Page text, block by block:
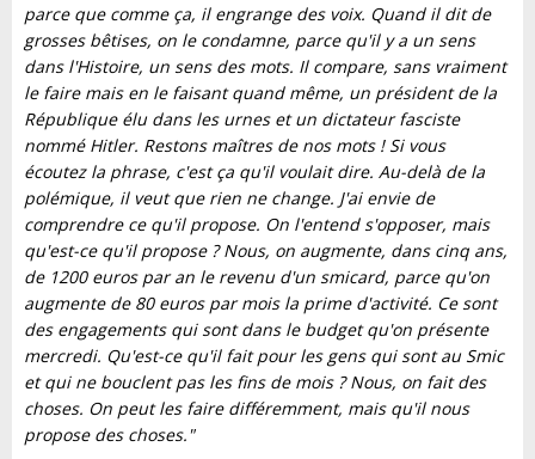
parce que comme ça, il engrange des voix. Quand il dit de
grosses bêtises, on le condamne, parce qu'il y a un sens
dans l'Histoire, un sens des mots. Il compare, sans vraiment
le faire mais en le faisant quand même, un président de la
République élu dans les urnes et un dictateur fasciste
nommé Hitler. Restons maîtres de nos mots ! Si vous
écoutez la phrase, c'est ça qu'il voulait dire. Au-delà de la
polémique, il veut que rien ne change. J'ai envie de
comprendre ce qu'il propose. On l'entend s'opposer, mais
qu'est-ce qu'il propose ? Nous, on augmente, dans cinq ans,
de 1200 euros par an le revenu d'un smicard, parce qu'on
augmente de 80 euros par mois la prime d'activité. Ce sont
des engagements qui sont dans le budget qu'on présente
mercredi. Qu'est-ce qu'il fait pour les gens qui sont au Smic
et qui ne bouclent pas les fins de mois ? Nous, on fait des
choses. On peut les faire différemment, mais qu'il nous
propose des choses."